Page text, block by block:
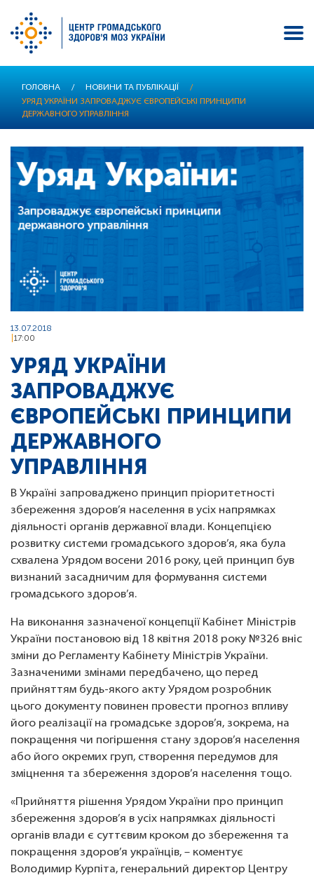
основного
ГОЛОВНА / НОВИНИ ТА ПУБЛІКАЦІЇ
/
УРЯД УКРАЇНИ ЗАПРОВАДЖУЄ ЄВРОПЕЙСЬКІ ПРИНЦИПИ
ДЕРЖАВНОГО УПРАВЛІННЯ
13.07.2018
17:00
УРЯД УКРАЇНИ
ЗАПРОВАДЖУЄ
ЄВРОПЕЙСЬКІ ПРИНЦИПИ
ДЕРЖАВНОГО
УПРАВЛІННЯ
В Україні запроваджено принцип пріоритетності
збереження здоров’я населення в усіх напрямках
діяльності органів державної влади. Концепцією
розвитку системи громадського здоров’я, яка була
схвалена Урядом восени 2016 року, цей принцип був
визнаний засадничим для формування системи
громадського здоров’я.
На виконання зазначеної концепції Кабінет Міністрів
України постановою від 18 квітня 2018 року №326 вніс
зміни до Регламенту Кабінету Міністрів України.
Зазначеними змінами передбачено, що перед
прийняттям будь-якого акту Урядом розробник
цього документу повинен провести прогноз впливу
його реалізації на громадське здоров’я, зокрема, на
покращення чи погіршення стану здоров’я населення
або його окремих груп, створення передумов для
зміцнення та збереження здоров’я населення тощо.
«Прийняття рішення Урядом України про принцип
збереження здоров’я в усіх напрямках діяльності
органів влади є суттєвим кроком до збереження та
покращення здоров’я українців, – коментує
Володимир Курпіта, генеральний директор Центру